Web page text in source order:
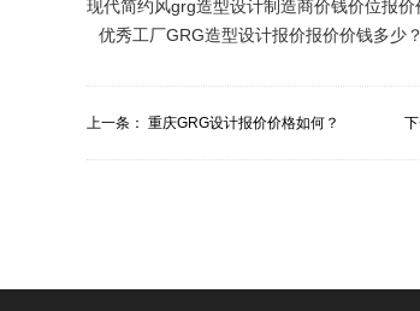
现代简约风grg造型设计制造商价钱价位报价
优秀工厂GRG造型设计报价报价价钱多少？
上一条： 重庆GRG设计报价价格如何？